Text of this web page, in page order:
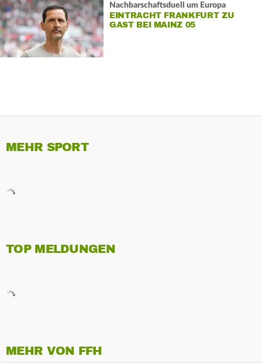
Nachbarschaftsduell um Europa
EINTRACHT FRANKFURT ZU
GAST BEI MAINZ 05
MEHR SPORT
TOP MELDUNGEN
MEHR VON FFH